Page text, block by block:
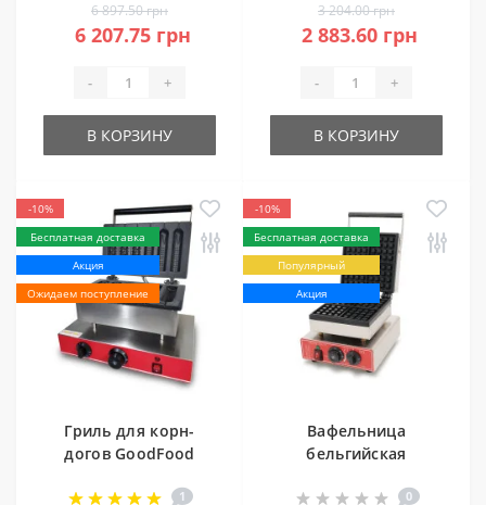
6 897.50 грн
6 207.75 грн
- +
В КОРЗИНУ
SET WB1HK
3 204.00 грн
2 883.60 грн
- +
В КОРЗИНУ
-10%
Бесплатная доставка
Акция
Ожидаем поступление
Гриль для корн-
догов GoodFood
1
-10%
Бесплатная доставка
Популярный
Акция
Вафельница
бельгийская
0